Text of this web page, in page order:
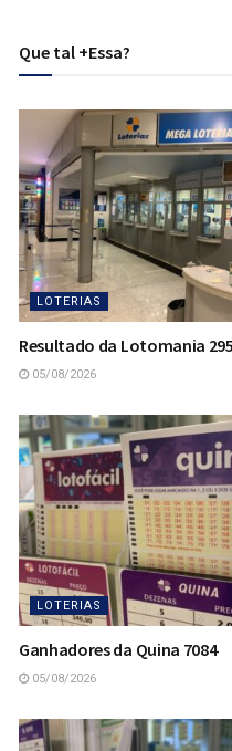
Que tal +Essa?
LOTERIAS
Resultado da Lotomania
05/08/2026
LOTERIAS
Ganhadores da Quina 7084
05/08/2026